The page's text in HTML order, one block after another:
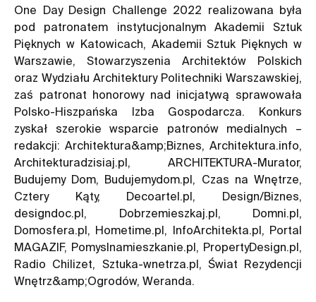
One Day Design Challenge 2022 realizowana była
pod patronatem instytucjonalnym Akademii Sztuk
Pięknych w Katowicach, Akademii Sztuk Pięknych w
Warszawie, Stowarzyszenia Architektów Polskich
oraz Wydziału Architektury Politechniki Warszawskiej,
zaś patronat honorowy nad inicjatywą sprawowała
Polsko-Hiszpańska Izba Gospodarcza. Konkurs
zyskał szerokie wsparcie patronów medialnych –
redakcji: Architektura&amp;Biznes, Architektura.info,
Architekturadzisiaj.pl, ARCHITEKTURA-Murator,
Budujemy Dom, Budujemydom.pl, Czas na Wnętrze,
Cztery Kąty, Decoartel.pl, Design/Biznes,
designdoc.pl, Dobrzemieszkaj.pl, Domni.pl,
Domosfera.pl, Hometime.pl, InfoArchitekta.pl, Portal
MAGAZIF, Pomyslnamieszkanie.pl, PropertyDesign.pl,
Radio Chilizet, Sztuka-wnetrza.pl, Świat Rezydencji
Wnętrz&amp;Ogrodów, Weranda.